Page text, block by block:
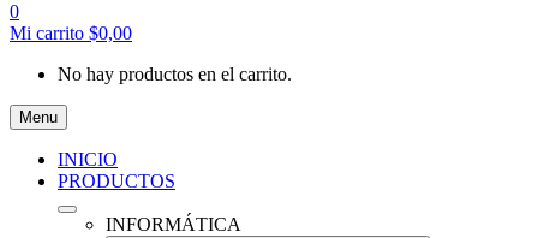
0
Mi carrito $0,00
No hay productos en el carrito.
Menu
INICIO
PRODUCTOS
INFORMÁTICA